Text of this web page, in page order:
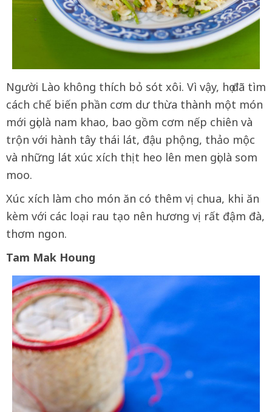
Người Lào không thích bỏ sót xôi. Vì vậy, họ đã tìm
cách chế biến phần cơm dư thừa thành một món
mới gọi là nam khao, bao gồm cơm nếp chiên và
trộn với hành tây thái lát, đậu phộng, thảo mộc
và những lát xúc xích thịt heo lên men gọi là som
moo.
Xúc xích làm cho món ăn có thêm vị chua, khi ăn
kèm với các loại rau tạo nên hương vị rất đậm đà,
thơm ngon.
Tam Mak Houng